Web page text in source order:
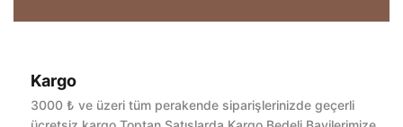
Bu ürüne ilk yorumu siz yapın!
Kargo
3000 ₺ ve üzeri tüm perakende siparişlerinizde geçerli